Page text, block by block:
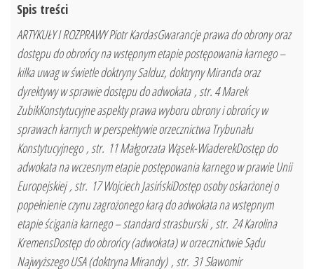
Spis treści
ARTYKUŁY I ROZPRAWY Piotr KardasGwarancje prawa do obrony oraz
dostępu do obrońcy na wstępnym etapie postępowania karnego –
kilka uwag w świetle doktryny Salduz, doktryny Miranda oraz
dyrektywy w sprawie dostępu do adwokata , str. 4 Marek
ZubikKonstytucyjne aspekty prawa wyboru obrony i obrońcy w
sprawach karnych w perspektywie orzecznictwa Trybunału
Konstytucyjnego , str. 11 Małgorzata Wąsek-WiaderekDostęp do
adwokata na wczesnym etapie postępowania karnego w prawie Unii
Europejskiej , str. 17 Wojciech JasińskiDostęp osoby oskarżonej o
popełnienie czynu zagrożonego karą do adwokata na wstępnym
etapie ścigania karnego – standard strasburski , str. 24 Karolina
KremensDostęp do obrońcy (adwokata) w orzecznictwie Sądu
Najwyższego USA (doktryna Mirandy) , str. 31 Sławomir